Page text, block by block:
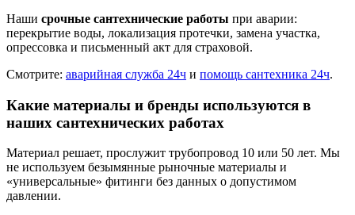
Наши срочные сантехнические работы при аварии:
перекрытие воды, локализация протечки, замена участка,
опрессовка и письменный акт для страховой.
Смотрите: аварийная служба 24ч и помощь сантехника 24ч.
Какие материалы и бренды используются в
наших сантехнических работах
Материал решает, прослужит трубопровод 10 или 50 лет. Мы
не используем безымянные рыночные материалы и
«универсальные» фитинги без данных о допустимом
давлении.